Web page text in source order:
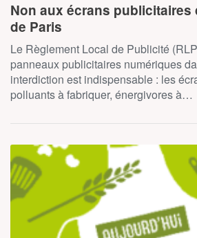
Non aux écrans publicitaires
de Paris
Le Règlement Local de Publicité
panneaux publicitaires numériques
interdiction est indispensable : les
polluants à fabriquer, énergivores à…